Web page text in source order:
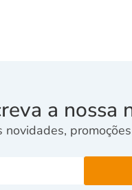
a nossa
novidades,